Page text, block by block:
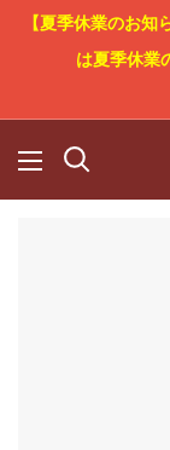
ン
【夏季休業のお
は夏季休業